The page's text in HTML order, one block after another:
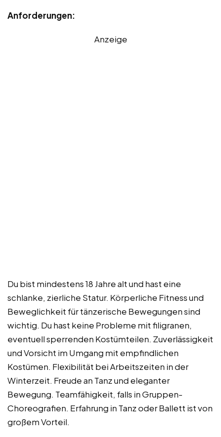
Anforderungen:
Anzeige
Du bist mindestens 18 Jahre alt und hast eine
schlanke, zierliche Statur. Körperliche Fitness und
Beweglichkeit für tänzerische Bewegungen sind
wichtig. Du hast keine Probleme mit filigranen,
eventuell sperrenden Kostümteilen. Zuverlässigkeit
und Vorsicht im Umgang mit empfindlichen
Kostümen. Flexibilität bei Arbeitszeiten in der
Winterzeit. Freude an Tanz und eleganter
Bewegung. Teamfähigkeit, falls in Gruppen-
Choreografien. Erfahrung in Tanz oder Ballett ist von
großem Vorteil.